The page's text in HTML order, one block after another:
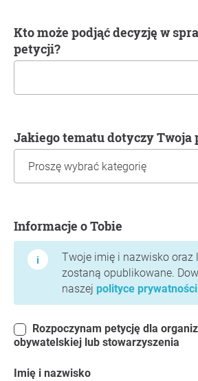
Kto może podjąć decyzję w sprawie Twojej
petycji?
Jakiego tematu dotyczy Twoja
Informacje o Tobie
Twoje imię i nazwisko oraz
zostaną opublikowane.
naszej polityce prywatności
obywatelskiej lub stowarzyszenia
Imię i nazwisko